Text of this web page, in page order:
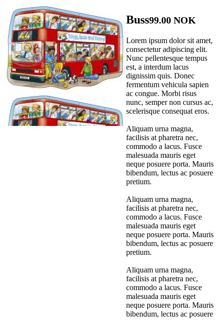
Buss99.00 NOK
Lorem ipsum dolor sit amet,
consectetur adipiscing elit.
Nunc pellentesque tempus
est, a interdum lacus
dignissim quis. Donec
fermentum vehicula sapien
ac congue. Morbi risus
nunc, semper non cursus ac,
scelerisque consequat eros.
Aliquam urna magna,
facilisis at pharetra nec,
commodo a lacus. Fusce
malesuada mauris eget
neque posuere porta. Mauris
bibendum, lectus ac posuere
pretium.
Aliquam urna magna,
facilisis at pharetra nec,
commodo a lacus. Fusce
malesuada mauris eget
neque posuere porta. Mauris
bibendum, lectus ac posuere
pretium.
Aliquam urna magna,
facilisis at pharetra nec,
commodo a lacus. Fusce
malesuada mauris eget
neque posuere porta. Mauris
bibendum, lectus ac posuere